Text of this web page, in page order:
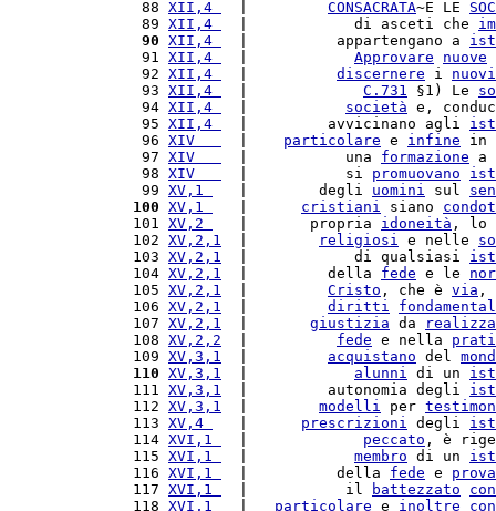
88 XII,4 CONSACRATA~E LE
89 XII,4
  |            di asceti che
90 XII,4
  |          appartengano a
91 XII,4 Approvare
nuove
92 XII,4 discernere i nuovi
93 XII,4 C. 731 §1) Le
94 XII,4 società e,
95 XII,4
  |         avvicinano agli
96 XIV particolare e infine in
97 XIV
  |           una
formazione a
98 XIV
  |           si
promuovano
99 XV,1
   |        degli
uomini sul
100 XV,1 cristiani siano
101 XV,2
   |       propria
idoneità , lo
102 XV,2,1 religiosi e nelle
103 XV,2,1
  |            di qualsiasi
104 XV,2,1
  |         della
fede e le
105 XV,2,1 Cristo , che è via ,
106 XV,2,1 diritti
107 XV,2,1 giustizia da
108 XV,2,2 fede e nella
109 XV,3,1 acquistano del
110 XV,3,1 alunni di un
111 XV,3,1
  |         autonomia degli
112 XV,3,1 modelli per
113 XV,4 prescrizioni degli
114 XVI,1 peccato , è
115 XVI,1 membro di un
116 XVI,1
  |          della
fede e
117 XVI,1
  |           il
battezzato
118 XVI,1 particolare e inoltre